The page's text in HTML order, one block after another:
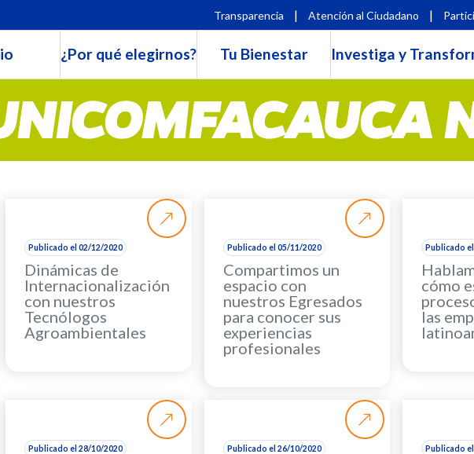
Transparencia | Atención al Ciudadano |
¿Por qué elegirnos? Tu Bienestar Investiga y
Publicado el 02/12/2020
Dinámicas de
Internacionalización
con nuestros
Tecnólogos
Agroambientales
Publicado el 05/11/2020
Compartimos un
espacio con
nuestros Egresados
para conocer sus
experiencias
profesionales
Publicado
cómo
las
Publicado el 28/10/2020 Publicado el 26/10/2020 Publicado